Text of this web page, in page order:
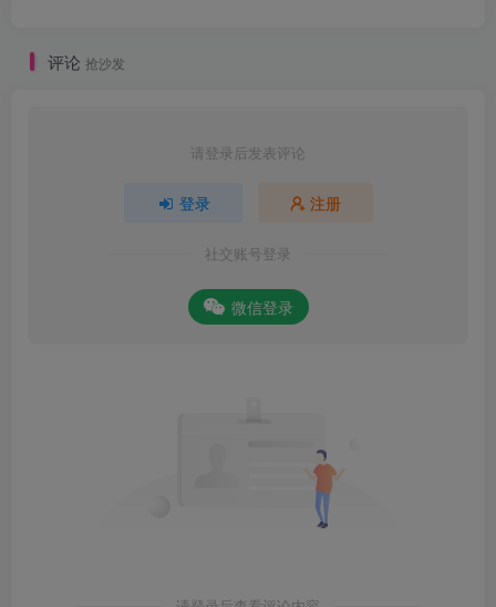
评论 抢沙发
请登录后发表评论
登录 注册
社交账号登录
微信登录